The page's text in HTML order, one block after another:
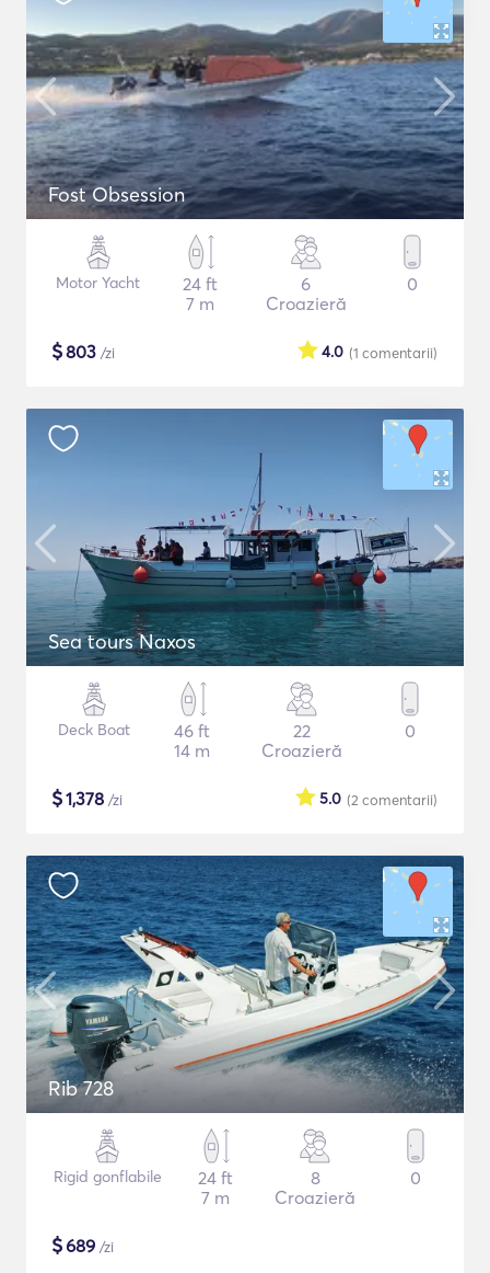
Fost Obsession
Motor Yacht
24 ft
7 m
6
Croazieră
0
$803 /zi (1 comentarii)
4.0
Sea tours Naxos
Deck Boat
46 ft
14 m
22
Croazieră
0
$1,378 /zi (2 comentarii)
5.0
Rib 728
Rigid gonflabile
24 ft
7 m
8
Croazieră
0
$689 /zi